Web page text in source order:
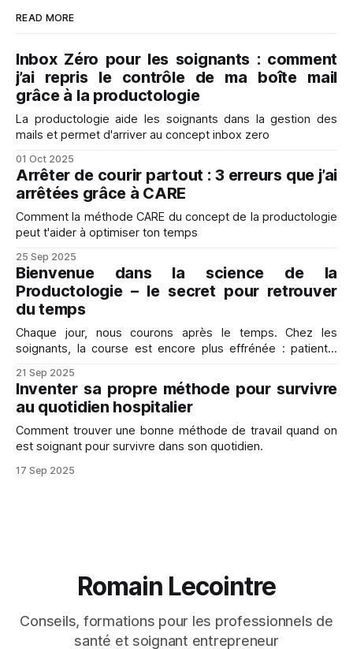
READ MORE
Inbox Zéro pour les soignants : comment
j’ai repris le contrôle de ma boîte mail
grâce à la productologie
La productologie aide les soignants dans la gestion des
mails et permet d'arriver au concept inbox zero
01 Oct 2025
Arrêter de courir partout : 3 erreurs que j’ai
arrêtées grâce à CARE
Comment la méthode CARE du concept de la productologie
peut t'aider à optimiser ton temps
25 Sep 2025
Bienvenue dans la science de la
Productologie – le secret pour retrouver
du temps
Chaque jour, nous courons après le temps. Chez les
soignants, la course est encore plus effrénée : patients,
L’impression de ne jamais en faire assez et de subir ses
journées. Et pourtant, il existe une autre voie. C’est ce que
j’appelle la
21 Sep 2025
Inventer sa propre méthode pour survivre
au quotidien hospitalier
Comment trouver une bonne méthode de travail quand on
est soignant pour survivre dans son quotidien.
17 Sep 2025
Romain Lecointre
Conseils, formations pour les professionnels de
santé et soignant entrepreneur